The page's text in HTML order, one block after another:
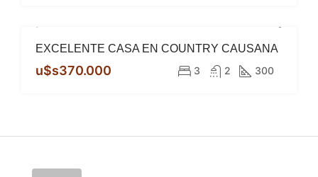
DESTACADO VENTA ESCRITURA
EXCELENTE CASA EN COUNTRY CAUSANA
u$s370.000 3 2 300